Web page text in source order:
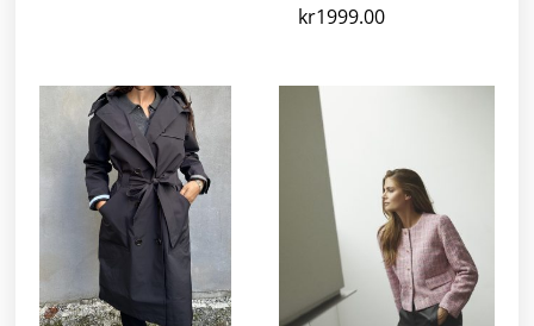
kr1999.00